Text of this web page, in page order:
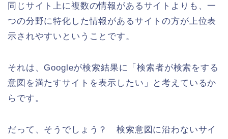
同じサイト上に複数の情報があるサイトよりも、一
つの分野に特化した情報があるサイトの方が上位表
示されやすいということです。
それは、Googleが検索結果に「検索者が検索をする
意図を満たすサイトを表示したい」と考えているか
らです。
だって、そうでしょう？ 検索意図に沿わないサイ